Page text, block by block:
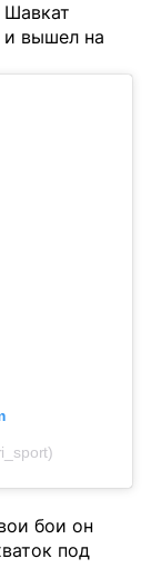
Шавкат
и вышел на
бои он
под